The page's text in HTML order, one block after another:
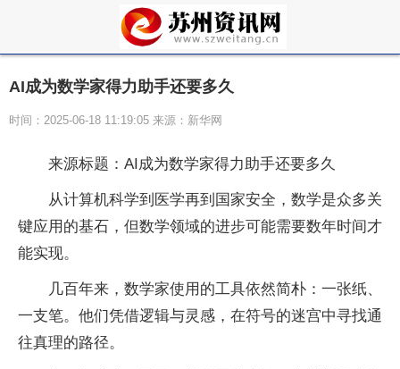
AI成为数学家得力助手还要多久
时间：2025-06-18 11:19:05 来源：新华网
来源标题：AI成为数学家得力助手还要多久
从计算机科学到医学再到国家安全，数学是众多关
键应用的基石，但数学领域的进步可能需要数年时间才
能实现。
几百年来，数学家使用的工具依然简朴：一张纸、
一支笔。他们凭借逻辑与灵感，在符号的迷宫中寻找通
往真理的路径。